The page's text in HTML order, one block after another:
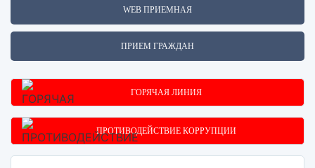
WEB ПРИЕМНАЯ
ПРИЕМ ГРАЖДАН
ГОРЯЧАЯ ЛИНИЯ
ПРОТИВОДЕЙСТВИЕ КОРРУПЦИИ